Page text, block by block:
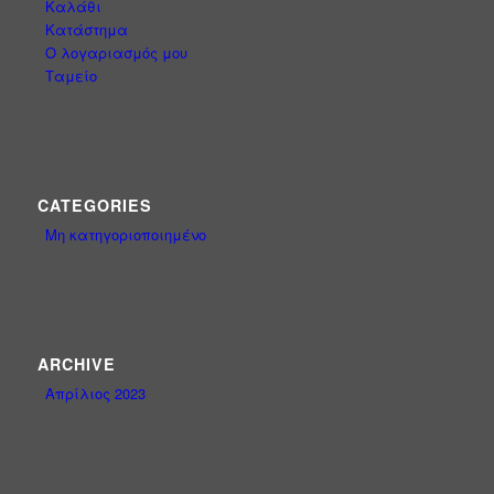
Καλάθι
Κατάστημα
Ο λογαριασμός μου
Ταμείο
CATEGORIES
Μη κατηγοριοποιημένο
ARCHIVE
Απρίλιος 2023